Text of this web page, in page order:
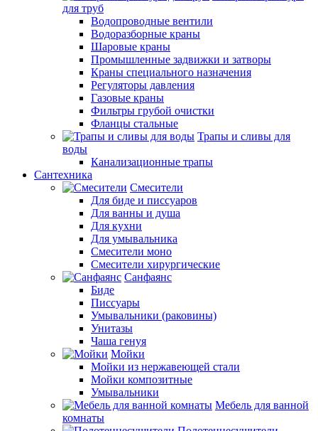
для труб
Водопроводные вентили
Водоразборные краны
Шаровые краны
Промышленные задвижки и затворы
Краны специального назначения
Регуляторы давления
Газовые краны
Фильтры грубой очистки
Фланцы стальные
Трапы и сливы для
воды
Канализационные трапы
Сантехника
Смесители
Для биде и писсуаров
Для ванны и душа
Для кухни
Для умывальника
Смесители моно
Смесители хирургические
Санфаянс
Биде
Писсуары
Умывальники (раковины)
Унитазы
Чаша генуя
Мойки
Мойки из нержавеющей стали
Мойки композитные
Умывальники
Мебель для ванной
комнаты